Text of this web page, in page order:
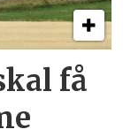
få